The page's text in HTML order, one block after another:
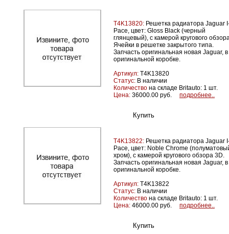
T4K13820: Решетка радиатора Jaguar
Pace, цвет: Gloss Black (черный
глянцевый), c камерой кругового
Ячейки в решетке закрытого типа.
Запчасть оригинальная новая Jaguar, в
оригинальной коробке.
Артикул: T4K13820
Статус: В наличии
Количество на складе Britauto: 1 шт.
Цена: 36000.00 руб. подробнее..
T4K13822: Решетка радиатора Jaguar
Pace, цвет: Noble Chrome
хром), с камерой кругового обзора 3D.
Запчасть оригинальная новая Jaguar, в
оригинальной коробке.
Артикул: T4K13822
Статус: В наличии
Количество на складе Britauto: 1 шт.
Цена: 46000.00 руб. подробнее..